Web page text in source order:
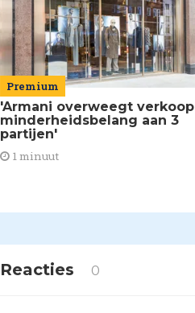
Premium
'Armani overweegt verkoop
minderheidsbelang aan 3
partijen'
1 minuut
Reacties 0